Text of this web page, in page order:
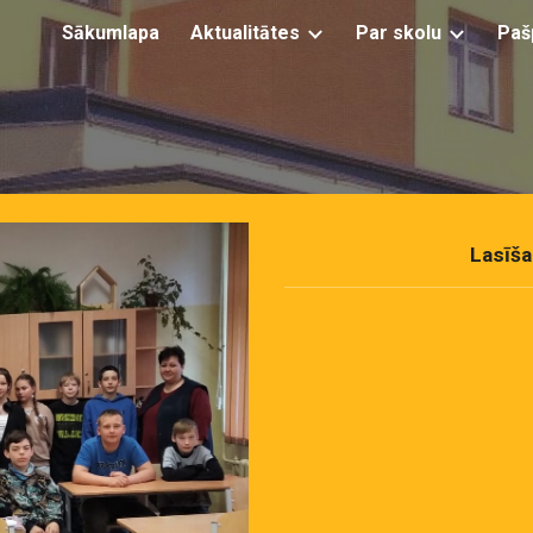
to main content Skip to
Sākumlapa Aktualitātes Par skolu